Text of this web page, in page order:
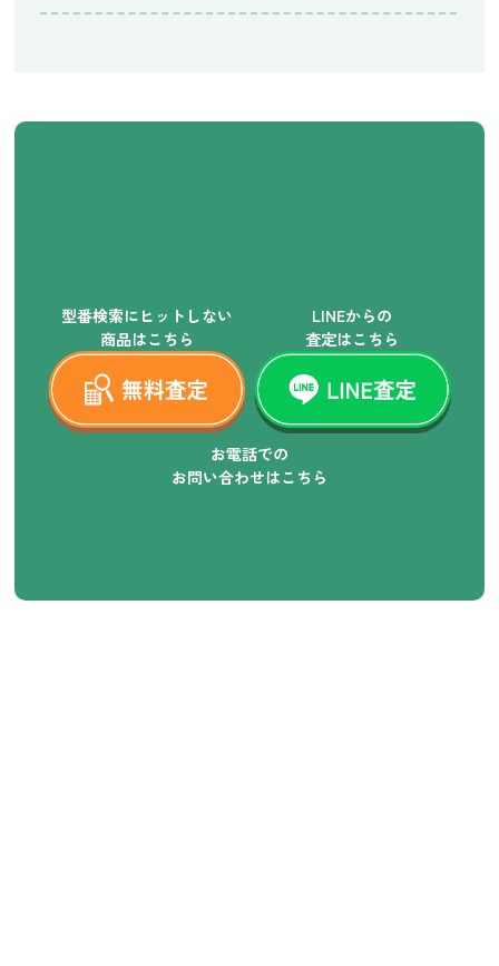
型番検索にヒットしない
商品はこちら
LINEからの
査定はこちら
お電話での
お問い合わせはこちら